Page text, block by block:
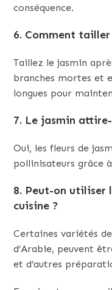
conséquence.
6. Comment
Taillez le jasmin
branches mortes et
longues pour
7. Le jasmin
Oui, les fleurs de
pollinisateurs grâce
8. Peut-on utiliser
cuisine ?
Certaines variétés
d’Arabie, peuvent
et d’autres